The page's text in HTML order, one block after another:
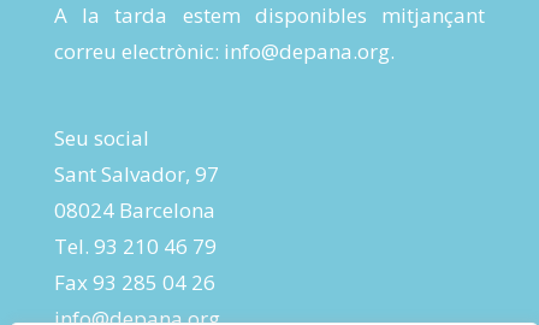
A la tarda estem disponibles mitjançant
correu electrònic: info@depana.org.
Seu social
Sant Salvador, 97
08024 Barcelona
Tel. 93 210 46 79
Fax 93 285 04 26
info@depana.org